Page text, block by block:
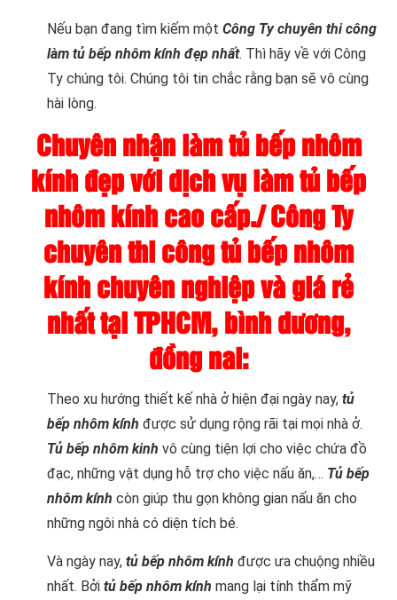
Nếu bạn đang tìm kiếm một Công Ty chuyên thi công
làm tủ bếp nhôm kính đẹp nhất. Thì hãy về với Công
Ty chúng tôi. Chúng tôi tin chắc rằng bạn sẽ vô cùng
hài lòng.
Chuyên nhận làm tủ bếp nhôm
kính đẹp với dịch vụ làm tủ bếp
nhôm kính cao cấp./ Công Ty
chuyên thi công tủ bếp nhôm
kính chuyên nghiệp và giá rẻ
nhất tại TPHCM, bình dương,
đồng nai:
Theo xu hướng thiết kế nhà ở hiện đại ngày nay, tủ
bếp nhôm kính được sử dụng rộng rãi tại mọi nhà ở.
Tủ bếp nhôm kinh vô cùng tiện lợi cho việc chứa đồ
đạc, những vật dụng hỗ trợ cho việc nấu ăn,… Tủ bếp
nhôm kính còn giúp thu gọn không gian nấu ăn cho
những ngôi nhà có diện tích bé.
Và ngày nay, tủ bếp nhôm kính được ưa chuộng nhiều
nhất. Bởi tủ bếp nhôm kính mang lại tính thẩm mỹ